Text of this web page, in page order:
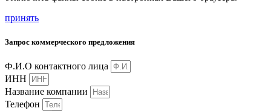
принять
Запрос коммерческого предложения
Ф.И.О контактного лица
ИНН
Название компании
Телефон